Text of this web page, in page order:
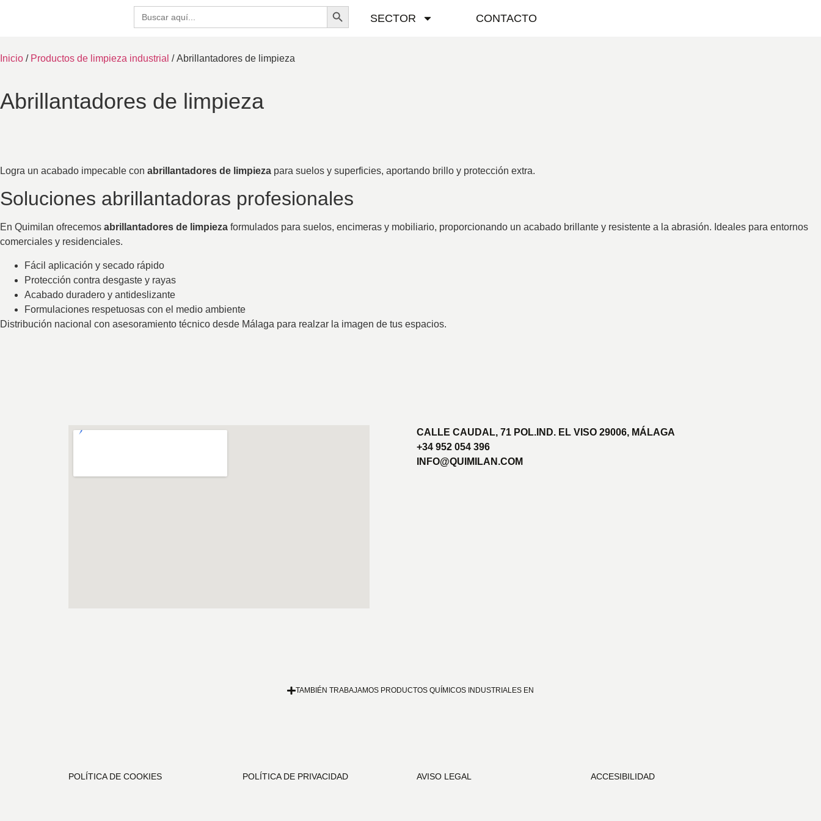
Buscar: Botón de búsqueda
SECTOR CONTACTO
Inicio / Productos de limpieza industrial / Abrillantadores de limpieza
Abrillantadores de limpieza
Logra un acabado impecable con abrillantadores de limpieza para suelos y superficies, aportando brillo y protección extra.
Soluciones abrillantadoras profesionales
En Quimilan ofrecemos abrillantadores de limpieza formulados para suelos, encimeras y mobiliario, proporcionando un acabado brillante y resistente a la abrasión. Ideales para entornos
comerciales y residenciales.
Fácil aplicación y secado rápido
Protección contra desgaste y rayas
Acabado duradero y antideslizante
Formulaciones respetuosas con el medio ambiente
Distribución nacional con asesoramiento técnico desde Málaga para realzar la imagen de tus espacios.
CALLE CAUDAL, 71 POL.IND. EL VISO 29006, MÁLAGA
+34 952 054 396
INFO@QUIMILAN.COM
TAMBIÉN TRABAJAMOS PRODUCTOS QUÍMICOS INDUSTRIALES EN
POLÍTICA DE COOKIES POLÍTICA DE PRIVACIDAD AVISO LEGAL ACCESIBILIDAD